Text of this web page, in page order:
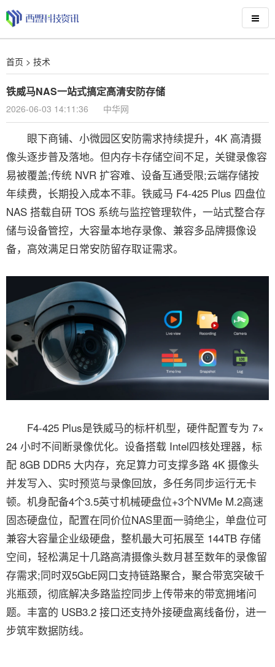
首页 > 技术
铁威马NAS一站式搞定高清安防存储
2026-06-03 14:11:36 中华网
眼下商铺、小微园区安防需求持续提升，4K 高清摄
像头逐步普及落地。但内存卡存储空间不足，关键录像容
易被覆盖;传统 NVR 扩容难、设备互通受限;云端存储按
年续费，长期投入成本不菲。铁威马 F4-425 Plus 四盘位
NAS 搭载自研 TOS 系统与监控管理软件，一站式整合存
储与设备管控，大容量本地存录像、兼容多品牌摄像设
备，高效满足日常安防留存取证需求。
F4-425 Plus是铁威马的标杆机型，硬件配置专为 7×
24 小时不间断录像优化。设备搭载 Intel四核处理器，标
配 8GB DDR5 大内存，充足算力可支撑多路 4K 摄像头
并发写入、实时预览与录像回放，多任务同步运行无卡
顿。机身配备4个3.5英寸机械硬盘位+3个NVMe M.2高速
固态硬盘位，配置在同价位NAS里面一骑绝尘，单盘位可
兼容大容量企业级硬盘，整机最大可拓展至 144TB 存储
空间，轻松满足十几路高清摄像头数月甚至数年的录像留
存需求;同时双5GbE网口支持链路聚合，聚合带宽突破千
兆瓶颈，彻底解决多路监控同步上传带来的带宽拥堵问
题。丰富的 USB3.2 接口还支持外接硬盘离线备份，进一
步筑牢数据防线。